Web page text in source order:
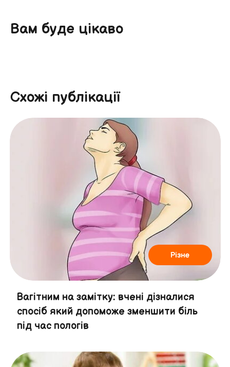
Вам буде цікаво
Схожі публікації
Різне
Вагітним на замітку: вчені дізналися
спосіб який допоможе зменшити біль
під час пологів